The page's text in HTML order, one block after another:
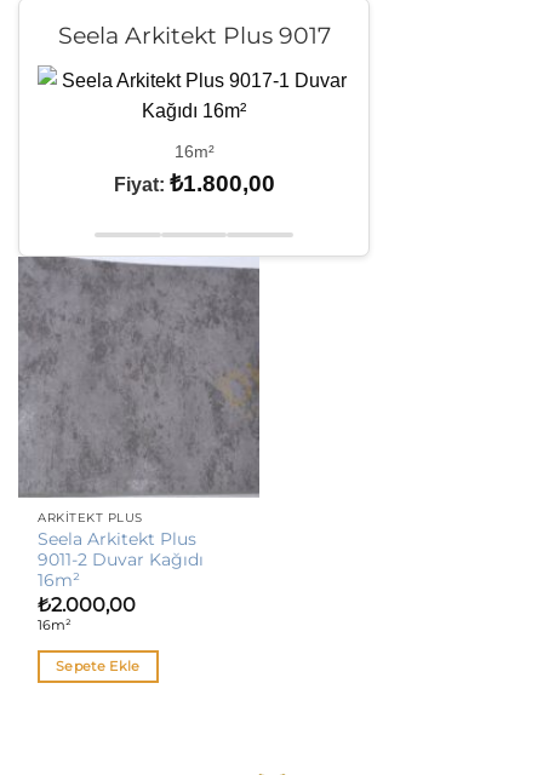
Seela Arkitekt Plus 9017
16m²
Fiyat: ₺1.800,00
ARKITEKT PLUS
Seela Arkitekt Plus
9011-2 Duvar Kağıdı
16m²
₺2.000,00
16m²
Sepete Ekle